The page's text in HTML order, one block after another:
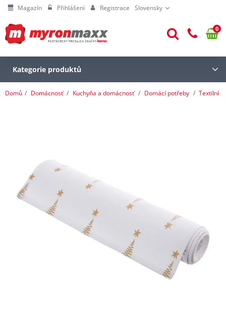
Magazín Přihlášení Registrace Slovensky
0
Kategorie produktů
Domů Domácnosť Kuchyňa a domácnosť Domácí potřeby Textilní